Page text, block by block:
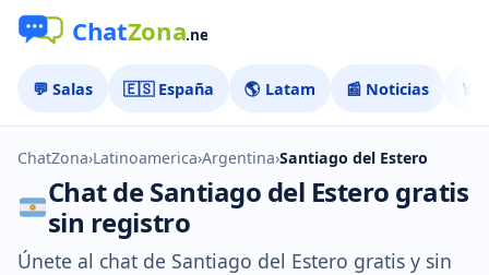
💬 Salas 🇪🇸 España 🌎 Latam 📰 Noticias 🏅
ChatZona›Latinoamerica›Argentina›Santiago del Estero
Chat de Santiago del Estero gratis
sin registro
Únete al chat de Santiago del Estero gratis y sin